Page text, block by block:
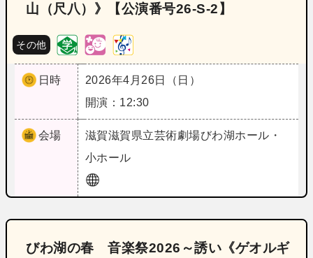
山（尺八）》【公演番号26‐S‐2】
その他
日時
2026年4月26日（日）
開演：12:30
会場 滋賀滋賀県立芸術劇場びわ湖ホール・
小ホール
びわ湖の春 音楽祭2026～誘い《ゲオルギ